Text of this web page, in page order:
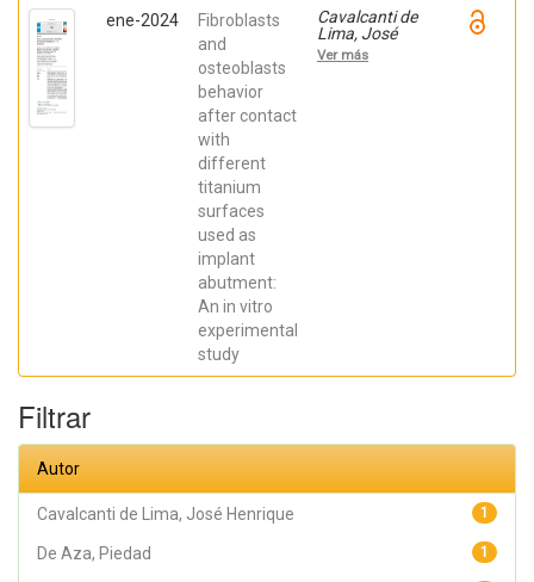
ene-2024
Fibroblasts
and
osteoblasts
behavior
after contact
with
different
titanium
surfaces
used as
implant
abutment:
An in vitro
experimental
study
Cavalcanti de
Lima, José
Henrique;
Robbs ,
Ver más
Filtrar
Autor
1
Cavalcanti de Lima, José Henrique
1
De Aza, Piedad